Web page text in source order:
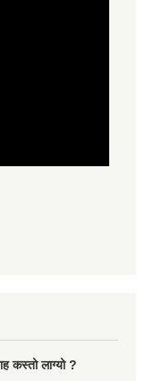
कस्तो लाग्यो ?